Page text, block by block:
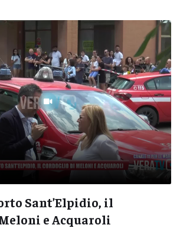
Sant’Elpidio, il
e Acquaroli